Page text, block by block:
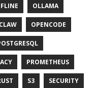
OLLAMA
OPENCODE
PROMETHEUS
S3 SECURITY